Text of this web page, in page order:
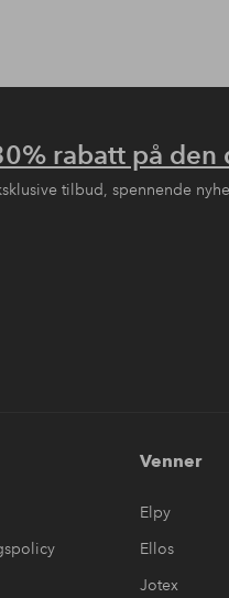
rabatt på den
tilbud, spennende
Venner
Elpy
Ellos
Jotex